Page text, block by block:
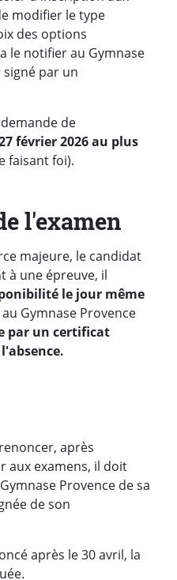
modifier le type
des options
le notifier au Gymnase
par un
de
février 2026 au plus
faisant foi).
l'examen
majeure, le candidat
à une épreuve, il
le jour même
Gymnase Provence
par un certificat
après
aux examens, il doit
Provence de sa
de son
après le 30 avril, la